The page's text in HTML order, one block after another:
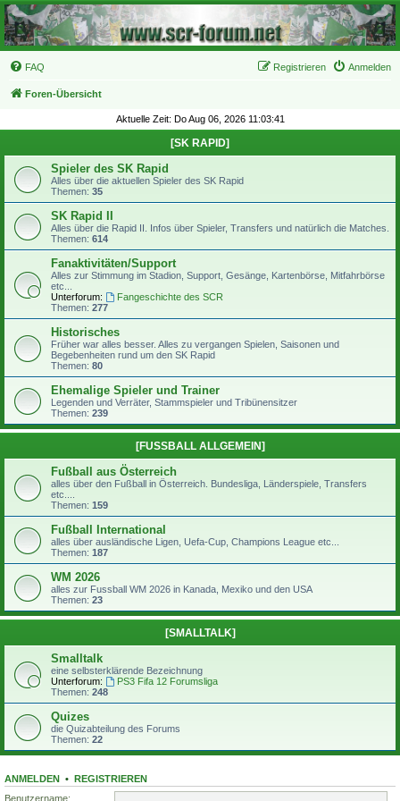
FAQ Anmelden
Registrieren
Foren-Übersicht
Aktuelle Zeit: Do Aug 06, 2026 11:03:41
[SK RAPID]
Spieler des SK Rapid
Alles über die aktuellen Spieler des SK Rapid
Themen: 35
SK Rapid II
Alles über die Rapid II. Infos über Spieler, Transfers und natürlich die Matches.
Themen: 614
Fanaktivitäten/Support
Alles zur Stimmung im Stadion, Support, Gesänge, Kartenbörse, Mitfahrbörse
etc...
Unterforum:
Fangeschichte des SCR
Themen: 277
Historisches
Früher war alles besser. Alles zu vergangen Spielen, Saisonen und
Begebenheiten rund um den SK Rapid
Themen: 80
Ehemalige Spieler und Trainer
Legenden und Verräter, Stammspieler und Tribünensitzer
Themen: 239
[FUSSBALL ALLGEMEIN]
Fußball aus Österreich
alles über den Fußball in Österreich. Bundesliga, Länderspiele, Transfers
etc....
Themen: 159
Fußball International
alles über ausländische Ligen, Uefa-Cup, Champions League etc...
Themen: 187
WM 2026
alles zur Fussball WM 2026 in Kanada, Mexiko und den USA
Themen: 23
[SMALLTALK]
Smalltalk
eine selbsterklärende Bezeichnung
Unterforum:
PS3 Fifa 12 Forumsliga
Themen: 248
Quizes
die Quizabteilung des Forums
Themen: 22
ANMELDEN • REGISTRIEREN
Benutzername: